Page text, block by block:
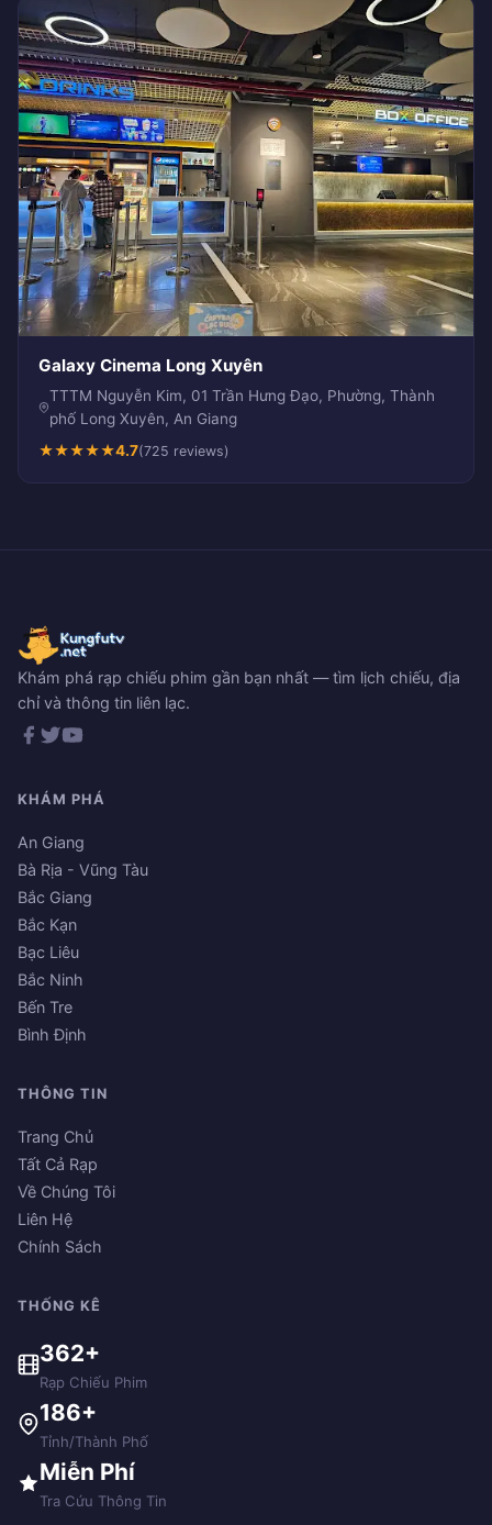
Galaxy Cinema Long Xuyên
TTTM Nguyễn Kim, 01 Trần Hưng Đạo, Phường, Thành
phố Long Xuyên, An Giang
★★★★★4.7(725 reviews)
Khám phá rạp chiếu phim gần bạn nhất — tìm lịch chiếu, địa
chỉ và thông tin liên lạc.
KHÁM PHÁ
An Giang
Bà Rịa - Vũng Tàu
Bắc Giang
Bắc Kạn
Bạc Liêu
Bắc Ninh
Bến Tre
Bình Định
THÔNG TIN
Trang Chủ
Tất Cả Rạp
Về Chúng Tôi
Liên Hệ
Chính Sách
THỐNG KÊ
362+
Rạp Chiếu Phim
186+
Tỉnh/Thành Phố
Miễn Phí
Tra Cứu Thông Tin